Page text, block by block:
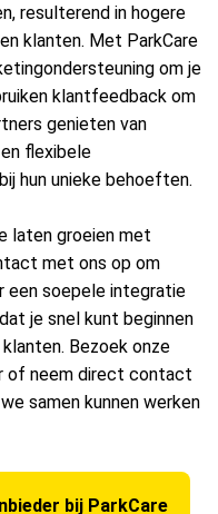
resulterend in hogere
klanten. Met ParkCare
om je
klantfeedback om
genieten van
flexibele
hun unieke behoeften.
laten groeien met
met ons op om
een soepele integratie
je snel kunt beginnen
Bezoek onze
of neem direct contact
samen kunnen werken
bij ParkCare